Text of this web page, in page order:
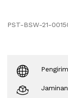
PST-BSW-21-